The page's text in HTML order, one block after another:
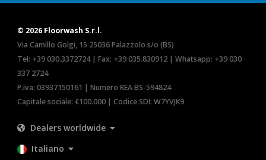
© 2026 Floorwash S.r.l.
Via Camillo Golgi, 15 25036 Palazzolo s/o (BS)
Tel: +39 030.3372724| Fax: +39 035.830912 | Whatsapp: +39 030
337 2724
P.iva: 03937150161 | Numero REA BS-594824
Capitale sociale: €100.000 | Codice SDI: W7YVJK9
Dealers worldwide
Italiano